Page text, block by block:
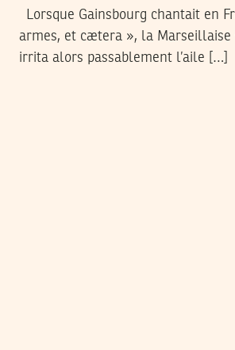
Lorsque Gainsbourg chantait en
armes, et cætera », la Marseillaise
irrita alors passablement l’aile […]